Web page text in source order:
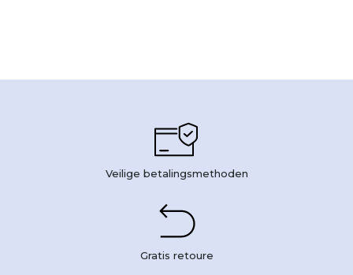
Veilige betalingsmethoden
Gratis retoure